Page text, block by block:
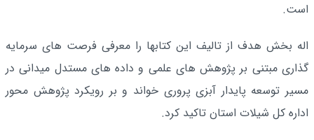
است.
اله بخش هدف از تالیف این کتابها را معرفی فرصت های سرمایه
گذاری مبتنی بر پژوهش های علمی و داده های مستدل میدانی در
مسیر توسعه پایدار آبزی پروری خواند و بر رویکرد پژوهش محور
اداره کل شیلات استان تاکید کرد.